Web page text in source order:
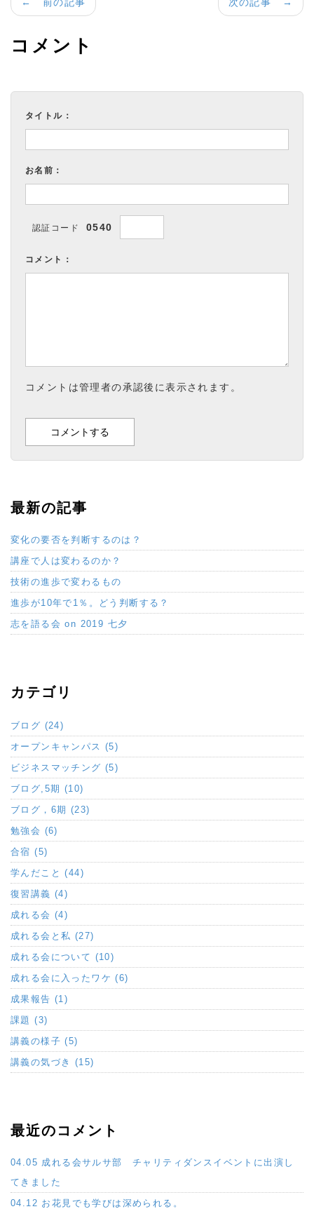
コメント
タイトル：
お名前：
認証コード 0540
コメント：
コメントは管理者の承認後に表示されます。
最新の記事
変化の要否を判断するのは？
講座で人は変わるのか？
技術の進歩で変わるもの
進歩が10年で1％。どう判断する？
志を語る会 on 2019 七夕
カテゴリ
ブログ (24)
オープンキャンパス (5)
ビジネスマッチング (5)
ブログ,5期 (10)
ブログ，6期 (23)
勉強会 (6)
合宿 (5)
学んだこと (44)
復習講義 (4)
成れる会 (4)
成れる会と私 (27)
成れる会について (10)
成れる会に入ったワケ (6)
成果報告 (1)
課題 (3)
講義の様子 (5)
講義の気づき (15)
最近のコメント
04.05 成れる会サルサ部 チャリティダンスイベントに出演し
てきました
04.12 お花見でも学びは深められる。